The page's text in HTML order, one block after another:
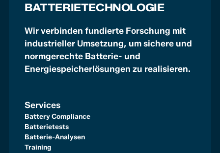
BATTERIETECHNOLOGIE
Wir verbinden fundierte Forschung mit
industrieller Umsetzung, um sichere und
normgerechte Batterie- und
Energiespeicherlösungen zu realisieren.
Services
Battery Compliance
Batterietests
Batterie-Analysen
Training